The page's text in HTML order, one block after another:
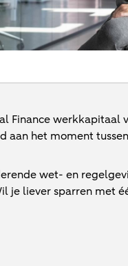
Finance werkkapitaal
het moment
wet- en
je liever sparren met